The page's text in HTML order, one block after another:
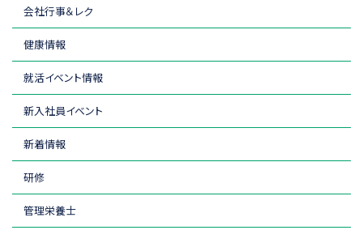
会社行事＆レク
健康情報
就活イベント情報
新入社員イベント
新着情報
研修
管理栄養士